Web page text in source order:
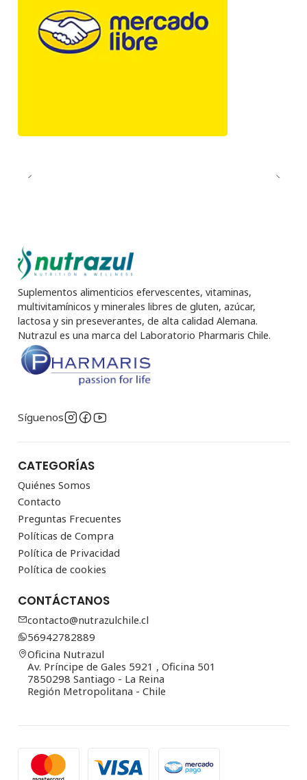
Suplementos alimenticios efervescentes, vitaminas,
multivitamínicos y minerales libres de gluten, azúcar,
lactosa y sin preseverantes, de alta calidad Alemana.
Nutrazul es una marca del Laboratorio Pharmaris Chile.
Síguenos
CATEGORÍAS
Quiénes Somos
Contacto
Preguntas Frecuentes
Políticas de Compra
Política de Privacidad
Política de cookies
CONTÁCTANOS
contacto@nutrazulchile.cl
56942782889
Oficina Nutrazul
Av. Príncipe de Gales 5921 , Oficina 501
7850298 Santiago - La Reina
Región Metropolitana - Chile